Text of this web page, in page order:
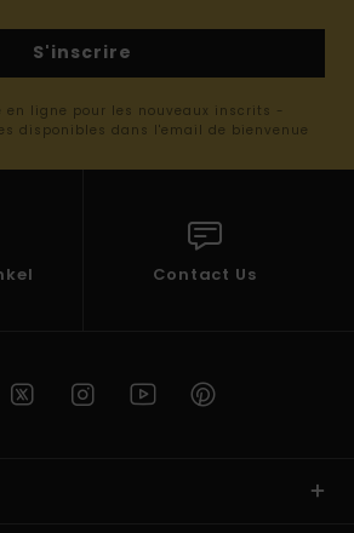
S'inscrire
en ligne pour les nouveaux inscrits -
disponibles dans l'email de bienvenue
Contact Us